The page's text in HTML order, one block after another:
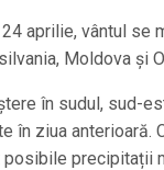
aprilie, vântul se
Moldova și
în sudul, sud-
în ziua anterioară.
precipitații